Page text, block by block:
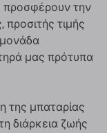
προσφέρουν την
προσιτής τιμής
μονάδα
μας πρότυπα
της μπαταρίας
διάρκεια ζωής